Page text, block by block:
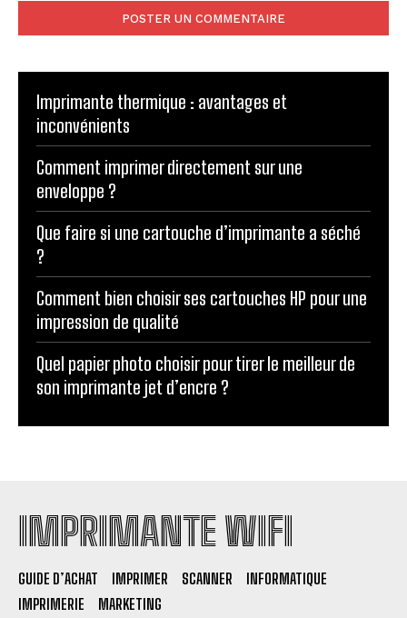
Imprimante thermique : avantages et
inconvénients
Comment imprimer directement sur une
enveloppe ?
Que faire si une cartouche d’imprimante a séché
?
Comment bien choisir ses cartouches HP pour une
impression de qualité
Quel papier photo choisir pour tirer le meilleur de
son imprimante jet d’encre ?
IMPRIMANTE WIFI
GUIDE D’ACHAT IMPRIMER SCANNER
INFORMATIQUE
IMPRIMERIE
MARKETING